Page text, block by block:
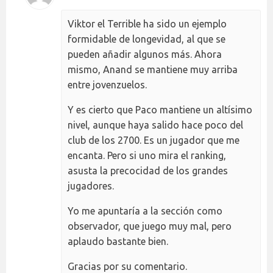
Viktor el Terrible ha sido un ejemplo
formidable de longevidad, al que se
pueden añadir algunos más. Ahora
mismo, Anand se mantiene muy arriba
entre jovenzuelos.
Y es cierto que Paco mantiene un altísimo
nivel, aunque haya salido hace poco del
club de los 2700. Es un jugador que me
encanta. Pero si uno mira el ranking,
asusta la precocidad de los grandes
jugadores.
Yo me apuntaría a la sección como
observador, que juego muy mal, pero
aplaudo bastante bien.
Gracias por su comentario.